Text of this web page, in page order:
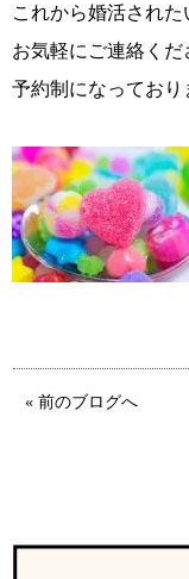
鹿児島店
これから婚活された
お気軽にご連絡くだ
予約制になっており
« 前のブログへ